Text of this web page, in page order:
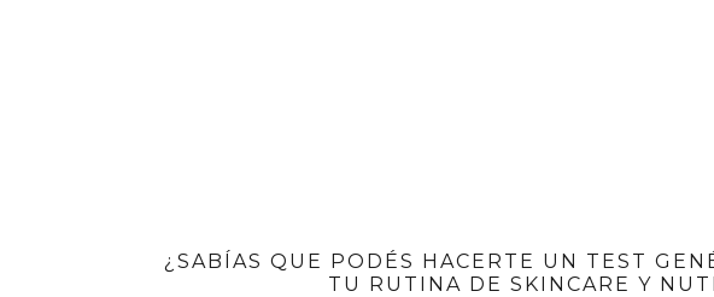
¿SABÍAS QUE PODÉS HACERTE UN TEST
TU RUTINA DE SKINCARE Y